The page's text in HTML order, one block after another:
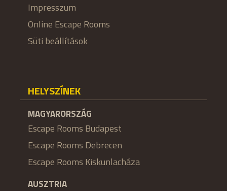
Impresszum
Online Escape Rooms
Süti beállítások
HELYSZÍNEK
MAGYARORSZÁG
Escape Rooms Budapest
Escape Rooms Debrecen
Escape Rooms Kiskunlacháza
AUSZTRIA